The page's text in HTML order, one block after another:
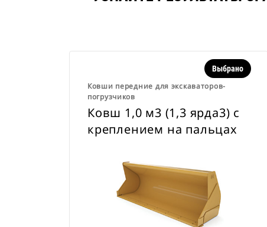
Ковши передние для экскаваторов-
погрузчиков
Выбрано
Ковш 1,0 м3 (1,3 ярда3) с
креплением на пальцах